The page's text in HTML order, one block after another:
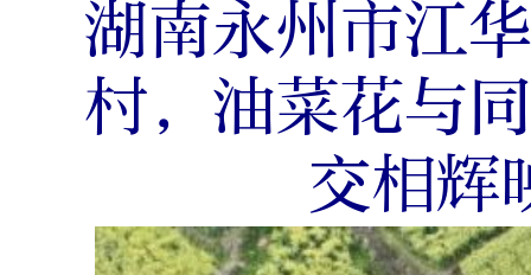
湖南永州市江
村，油菜花与
交相辉